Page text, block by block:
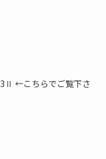
←こちらでご覧下さ